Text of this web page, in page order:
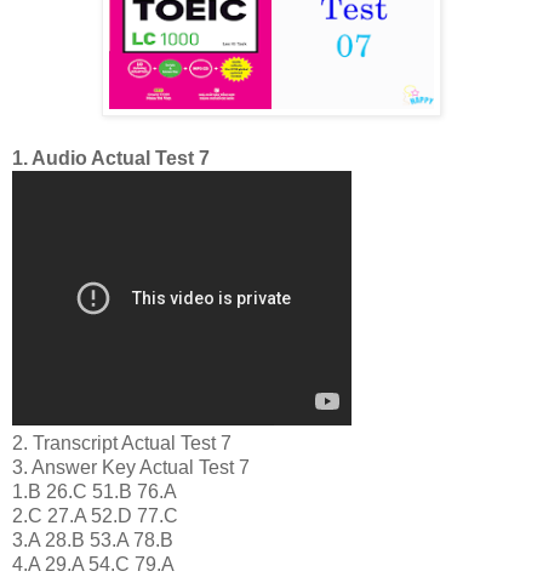
1. Audio Actual Test 7
2. Transcript Actual Test 7
3. Answer Key Actual Test 7
1.B 26.C 51.B 76.A
2.C 27.A 52.D 77.C
3.A 28.B 53.A 78.B
4.A 29.A 54.C 79.A